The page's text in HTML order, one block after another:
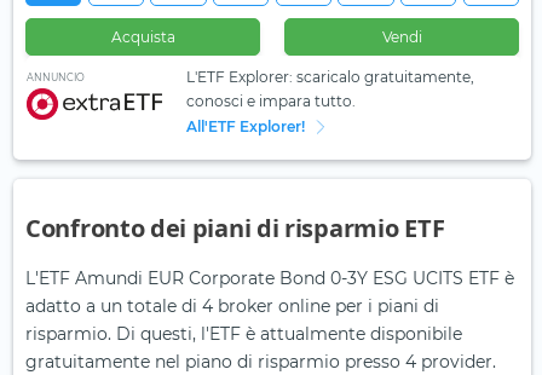
Acquista Vendi
ANNUNCIO
L'ETF Explorer: scaricalo gratuitamente,
conosci e impara tutto.
All'ETF Explorer!
Confronto dei piani di risparmio ETF
L'ETF Amundi EUR Corporate Bond 0-3Y ESG UCITS ETF è
adatto a un totale di 4 broker online per i piani di
risparmio. Di questi, l'ETF è attualmente disponibile
gratuitamente nel piano di risparmio presso 4 provider.